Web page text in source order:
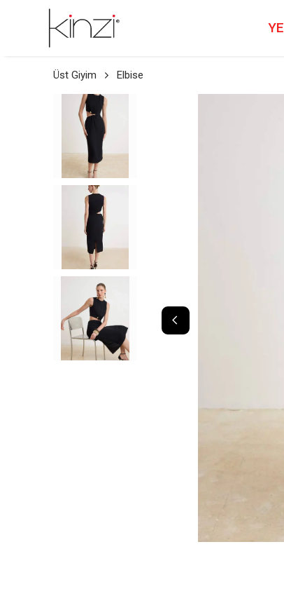
Üst Giyim Elbise